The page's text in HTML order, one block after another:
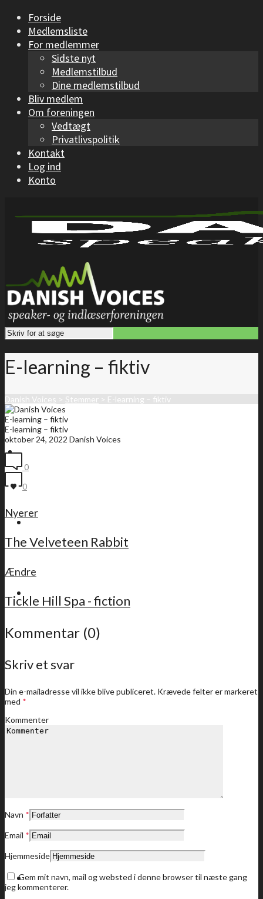
Forside
Medlemsliste
For medlemmer
Sidste nyt
Medlemstilbud
Dine medlemstilbud
Bliv medlem
Om foreningen
Vedtægt
Privatlivspolitik
Kontakt
Log ind
Konto
Forside
Medlemsliste
For medlemmer
Sidste nyt
Dine medlemstilbud
Bliv medlem
E-learning – fiktiv
Danish Voices > Stemmer > E-learning – fiktiv
E-learning – fiktiv
E-learning – fiktiv
oktober 24, 2022 Danish Voices
0
0
Nyerer
The Velveteen Rabbit
Ændre
Tickle Hill Spa - fiction
Kommentar (0)
Skriv et svar
Din e-mailadresse vil ikke blive publiceret. Krævede felter er markeret
med *
Kommenter
Navn *
Email *
Hjemmeside
Gem mit navn, mail og websted i denne browser til næste gang
jeg kommenterer.